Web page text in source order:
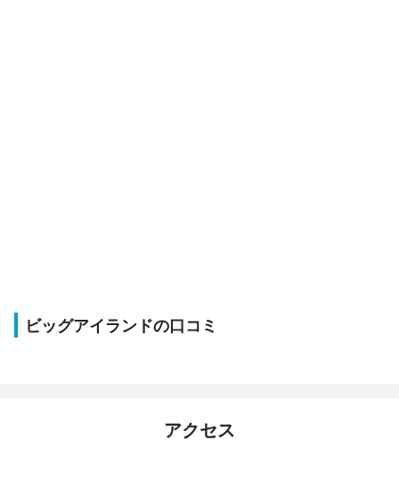
ビッグアイランドの口コミ
アクセス